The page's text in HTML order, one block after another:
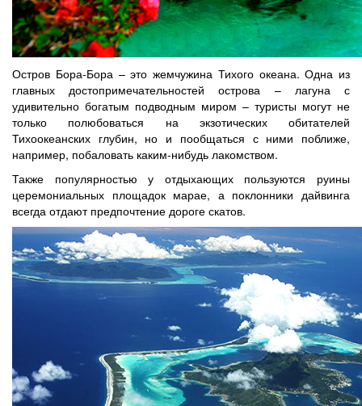
Остров Бора-Бора – это жемчужина Тихого океана. Одна из
главных достопримечательностей острова – лагуна с
удивительно богатым подводным миром – туристы могут не
только полюбоваться на экзотических обитателей
Тихоокеанских глубин, но и пообщаться с ними поближе,
например, побаловать каким-нибудь лакомством.
Также популярностью у отдыхающих пользуются руины
церемониальных площадок марае, а поклонники дайвинга
всегда отдают предпочтение дороге скатов.